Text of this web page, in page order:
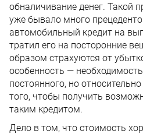
обналичивание денег. Такой
уже бывало много
автомобильный кредит на
тратил его на посторонние
образом страхуются от
особенность —
постоянного, но
того, чтобы получить
таким кредитом.
Дело в том, что стоимость